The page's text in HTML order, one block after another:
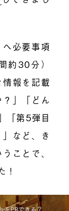
必要事項
約30分）
報を記載
」「どん
「第5弾目
など、き
ことで、
！